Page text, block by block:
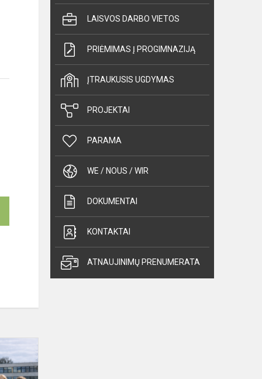
durų
diena
LAISVOS DARBO VIETOS
PRIĖMIMAS Į PROGIMNAZIJĄ
ĮTRAUKUSIS UGDYMAS
PROJEKTAI
PARAMA
WE / NOUS / WIR
DOKUMENTAI
KONTAKTAI
ATNAUJINIMŲ PRENUMERATA